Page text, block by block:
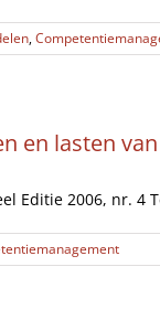
,
en lasten
Editie 2006, nr. 4